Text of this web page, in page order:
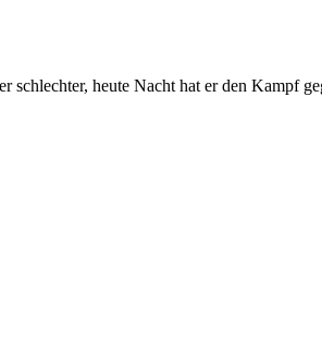
heute Nacht hat er den Kampf